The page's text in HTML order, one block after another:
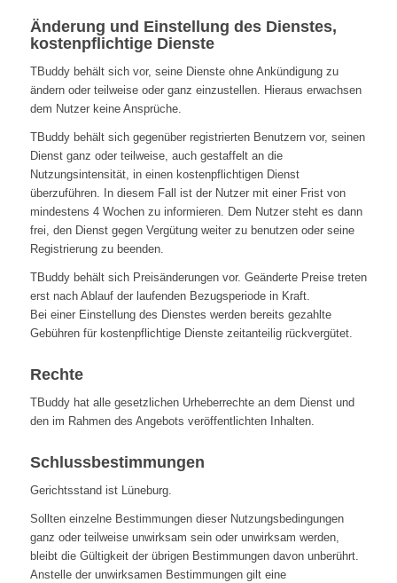
Änderung und Einstellung des Dienstes,
kostenpflichtige Dienste
TBuddy behält sich vor, seine Dienste ohne Ankündigung zu
ändern oder teilweise oder ganz einzustellen. Hieraus erwachsen
dem Nutzer keine Ansprüche.
TBuddy behält sich gegenüber registrierten Benutzern vor, seinen
Dienst ganz oder teilweise, auch gestaffelt an die
Nutzungsintensität, in einen kostenpflichtigen Dienst
überzuführen. In diesem Fall ist der Nutzer mit einer Frist von
mindestens 4 Wochen zu informieren. Dem Nutzer steht es dann
frei, den Dienst gegen Vergütung weiter zu benutzen oder seine
Registrierung zu beenden.
TBuddy behält sich Preisänderungen vor. Geänderte Preise treten
erst nach Ablauf der laufenden Bezugsperiode in Kraft.
Bei einer Einstellung des Dienstes werden bereits gezahlte
Gebühren für kostenpflichtige Dienste zeitanteilig rückvergütet.
Rechte
TBuddy hat alle gesetzlichen Urheberrechte an dem Dienst und
den im Rahmen des Angebots veröffentlichten Inhalten.
Schlussbestimmungen
Gerichtsstand ist Lüneburg.
Sollten einzelne Bestimmungen dieser Nutzungsbedingungen
ganz oder teilweise unwirksam sein oder unwirksam werden,
bleibt die Gültigkeit der übrigen Bestimmungen davon unberührt.
Anstelle der unwirksamen Bestimmungen gilt eine